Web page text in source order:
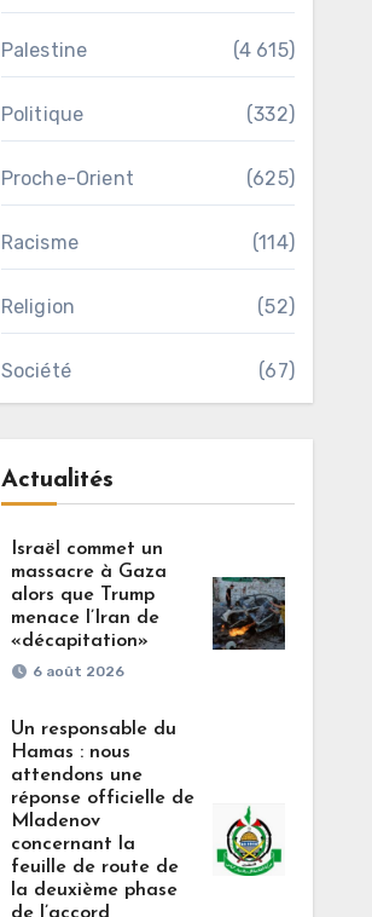
Palestine (4 615)
Politique (332)
Proche-Orient (625)
Racisme (114)
Religion (52)
Société (67)
Actualités
Israël commet un
massacre à Gaza
alors que Trump
menace l’Iran de
«décapitation»
6 août 2026
Un responsable du
Hamas : nous
attendons une
réponse officielle de
Mladenov
concernant la
feuille de route de
la deuxième phase